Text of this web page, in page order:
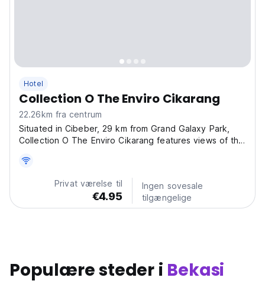
Hotel
Collection O The Enviro Cikarang
22.26km fra centrum
Situated in Cibeber, 29 km from Grand Galaxy Park,
Collection O The Enviro Cikarang features views of the
has air-conditioned rooms with free WiFi, each with a
private bathroom. The accommodation features...
Privat værelse til
€4.95
Ingen sovesale
tilgængelige
Populære steder i Bekasi